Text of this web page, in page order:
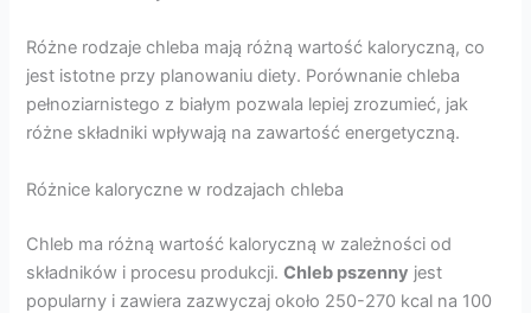
Różne rodzaje chleba mają różną wartość kaloryczną, co
jest istotne przy planowaniu diety. Porównanie chleba
pełnoziarnistego z białym pozwala lepiej zrozumieć, jak
różne składniki wpływają na zawartość energetyczną.
Różnice kaloryczne w rodzajach chleba
Chleb ma różną wartość kaloryczną w zależności od
składników i procesu produkcji.Chleb pszenny jest
popularny i zawiera zazwyczaj około 250-270 kcal na 100